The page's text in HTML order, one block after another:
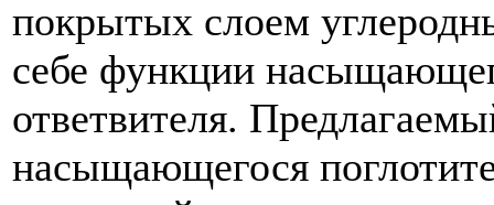
покрытых слоем
себе функции
ответвителя.
насыщающегося